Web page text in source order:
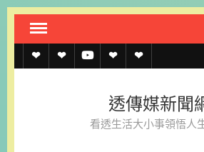
Skip
content透 透 透 聯
我
官
LINE
透傳媒新聞
看透生活大小事領悟人